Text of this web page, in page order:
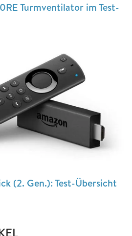
Turmventilator im Test-
(2. Gen.): Test-Übersicht